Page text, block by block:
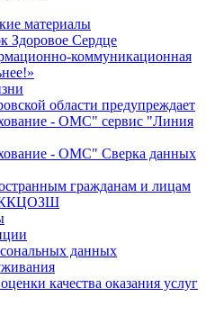
материалы
Здоровое Сердце
коммуникационная
области предупреждает
- ОМС" сервис "Линия
- ОМС" Сверка данных
гражданам и лицам
ККЦОЗШ
данных
качества оказания услуг